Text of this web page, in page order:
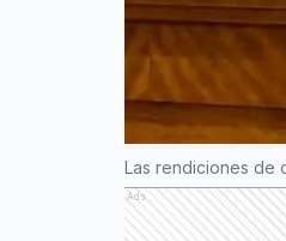
Las rendiciones de
Ads